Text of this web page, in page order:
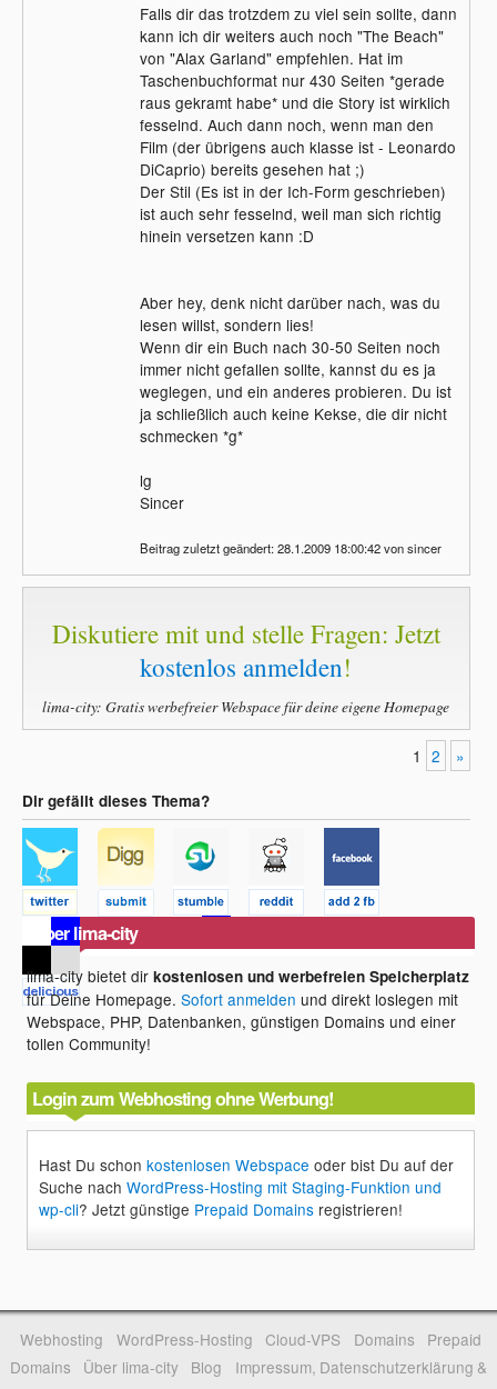
Falls dir das trotzdem zu viel sein sollte, dann
kann ich dir weiters auch noch "The Beach"
von "Alax Garland" empfehlen. Hat im
Taschenbuchformat nur 430 Seiten *gerade
raus gekramt habe* und die Story ist wirklich
fesselnd. Auch dann noch, wenn man den
Film (der übrigens auch klasse ist - Leonardo
DiCaprio) bereits gesehen hat ;)
Der Stil (Es ist in der Ich-Form geschrieben)
ist auch sehr fesselnd, weil man sich richtig
hinein versetzen kann :D
Aber hey, denk nicht darüber nach, was du
lesen willst, sondern lies!
Wenn dir ein Buch nach 30-50 Seiten noch
immer nicht gefallen sollte, kannst du es ja
weglegen, und ein anderes probieren. Du ist
ja schließlich auch keine Kekse, die dir nicht
schmecken *g*
lg
Sincer
Beitrag zuletzt geändert: 28.1.2009 18:00:42 von sincer
Diskutiere mit und stelle Fragen: Jetzt
kostenlos anmelden!
lima-city: Gratis werbefreier Webspace für deine eigene Homepage
1 2 »
Dir gefällt dieses Thema?
Über lima-city
lima-city bietet dirkostenlosen und werbefreien Speicherplatz
für Deine Homepage.Sofort anmelden und direkt loslegen mit
Webspace, PHP, Datenbanken, günstigen Domains und einer
tollen Community!
Login zum Webhosting ohne Werbung!
Hast Du schonkostenlosen Webspace oder bist Du auf der
Suche nachWordPress-Hosting mit Staging-Funktion und
wp-cli? Jetzt günstige Prepaid Domains registrieren!
Webhosting WordPress-Hosting Cloud-VPS Domains
Prepaid
Domains
Über lima-city Blog
Impressum, Datenschutzerklärung &